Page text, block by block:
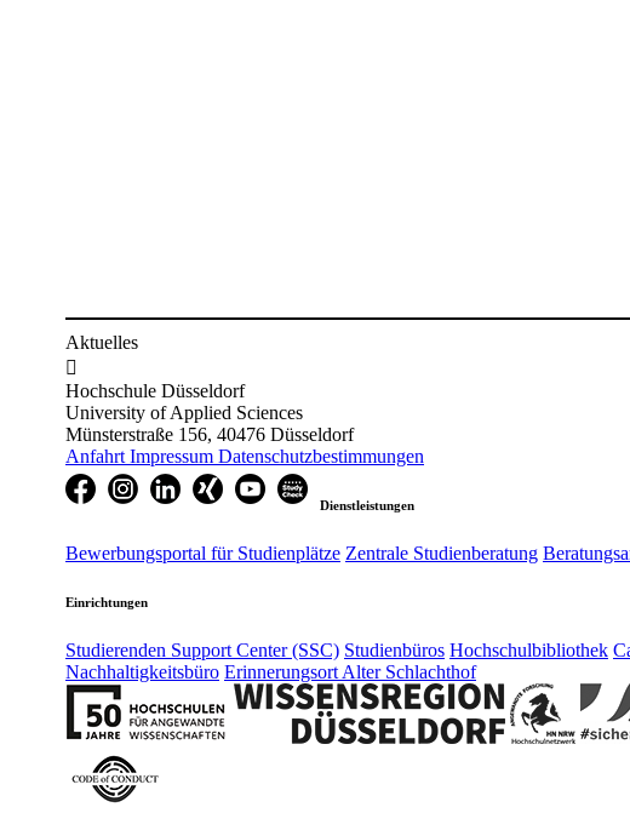
Aktuelles

Hochschule Düsseldorf
University of Applied Sciences
Münsterstraße 156, 40476 Düsseldorf
Anfahrt Impressum Datenschutzbestimmungen
Dienstleistungen
Bewerbungsportal für Studienplätze Zentrale Studienberatung
Einrichtungen
Studierenden Support Center (SSC) Studienbüros Hochschulbibliothek
Nachhaltigkeitsbüro Erinnerungsort Alter Schlachthof